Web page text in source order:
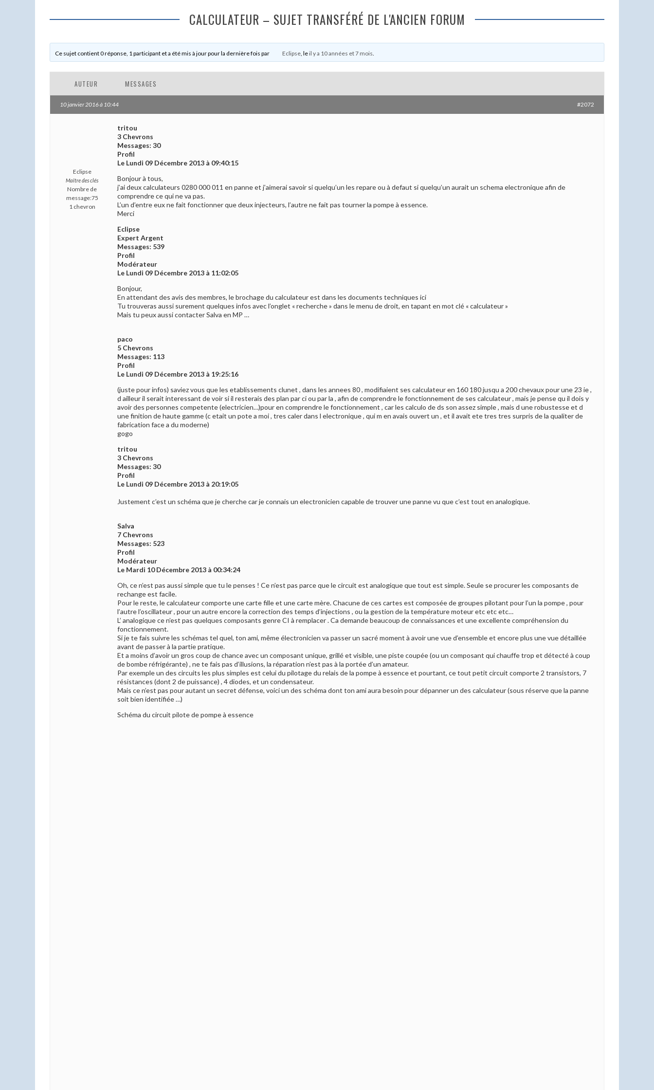
CALCULATEUR – SUJET TRANSFÉRÉ DE L'ANCIEN FORUM
Ce sujet contient 0 réponse, 1 participant et a été mis à jour pour la dernière fois par Eclipse, leil y a 10 années et 7 mois.
AUTEUR MESSAGES
10 janvier 2016 à 10:44 #2072
Eclipse
Maître des clés
Nombre de
message:75
1 chevron
tritou
3 Chevrons
Messages: 30
Profil
Le Lundi 09 Décembre 2013 à 09:40:15
Bonjour à tous,
j’ai deux calculateurs 0280 000 011 en panne et j’aimerai savoir si quelqu’un les repare ou à defaut si quelqu’un aurait un schema electronique afin de
comprendre ce qui ne va pas.
L’un d’entre eux ne fait fonctionner que deux injecteurs, l’autre ne fait pas tourner la pompe à essence.
Merci
Eclipse
Expert Argent
Messages: 539
Profil
Modérateur
Le Lundi 09 Décembre 2013 à 11:02:05
Bonjour,
En attendant des avis des membres, le brochage du calculateur est dans les documents techniques ici
Tu trouveras aussi surement quelques infos avec l’onglet « recherche » dans le menu de droit, en tapant en mot clé « calculateur »
Mais tu peux aussi contacter Salva en MP …
paco
5 Chevrons
Messages: 113
Profil
Le Lundi 09 Décembre 2013 à 19:25:16
(juste pour infos) saviez vous que les etablissements clunet , dans les annees 80 , modifiaient ses calculateur en 160 180 jusqu a 200 chevaux pour une 23 ie ,
d ailleur il serait interessant de voir si il resterais des plan par ci ou par la , afin de comprendre le fonctionnement de ses calculateur , mais je pense qu il dois y
avoir des personnes competente (electricien…)pour en comprendre le fonctionnement , car les calculo de ds son assez simple , mais d une robustesse et d
une finition de haute gamme (c etait un pote a moi , tres caler dans l electronique , qui m en avais ouvert un , et il avait ete tres tres surpris de la qualiter de
fabrication face a du moderne)
gogo
tritou
3 Chevrons
Messages: 30
Profil
Le Lundi 09 Décembre 2013 à 20:19:05
Justement c’est un schéma que je cherche car je connais un electronicien capable de trouver une panne vu que c’est tout en analogique.
Salva
7 Chevrons
Messages: 523
Profil
Modérateur
Le Mardi 10 Décembre 2013 à 00:34:24
Oh, ce n’est pas aussi simple que tu le penses ! Ce n’est pas parce que le circuit est analogique que tout est simple. Seule se procurer les composants de
rechange est facile.
Pour le reste, le calculateur comporte une carte fille et une carte mère. Chacune de ces cartes est composée de groupes pilotant pour l’un la pompe , pour
l’autre l’oscillateur , pour un autre encore la correction des temps d’injections , ou la gestion de la température moteur etc etc etc…
L’ analogique ce n’est pas quelques composants genre CI à remplacer . Ca demande beaucoup de connaissances et une excellente compréhension du
fonctionnement.
Si je te fais suivre les schémas tel quel, ton ami, même électronicien va passer un sacré moment à avoir une vue d’ensemble et encore plus une vue détaillée
avant de passer à la partie pratique.
Et a moins d’avoir un gros coup de chance avec un composant unique, grillé et visible, une piste coupée (ou un composant qui chauffe trop et détecté à coup
de bombe réfrigérante) , ne te fais pas d’illusions, la réparation n’est pas à la portée d’un amateur.
Par exemple un des circuits les plus simples est celui du pilotage du relais de la pompe à essence et pourtant, ce tout petit circuit comporte 2 transistors, 7
résistances (dont 2 de puissance) , 4 diodes, et un condensateur.
Mais ce n’est pas pour autant un secret défense, voici un des schéma dont ton ami aura besoin pour dépanner un des calculateur (sous réserve que la panne
soit bien identifiée …)
Schéma du circuit pilote de pompe à essence